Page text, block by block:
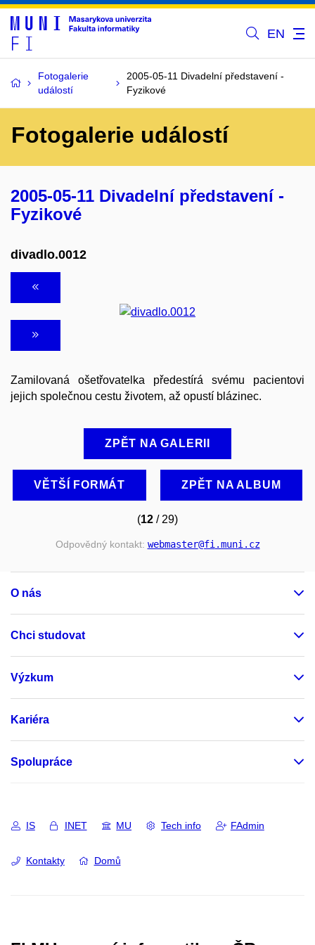
EN
Fotogalerie
událostí
2005-05-11 Divadelní představení -
Fyzikové
Fotogalerie událostí
2005-05-11 Divadelní představení -
Fyzikové
divadlo.0012
Zamilovaná ošetřovatelka předestírá svému pacientovi
jejich společnou cestu životem, až opustí blázinec.
ZPĚT NA GALERII
VĚTŠÍ FORMÁT ZPĚT NA ALBUM
(12 / 29)
Odpovědný kontakt: webmaster@fi .muni .cz
O nás
Chci studovat
Výzkum
Kariéra
Spolupráce
IS INET MU Tech info FAdmin
Kontakty Domů